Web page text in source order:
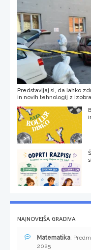
Predstavljaj si, da lahko
in novih tehnologij z
NAJNOVEJŠA GRADIVA
Matematika:
2025